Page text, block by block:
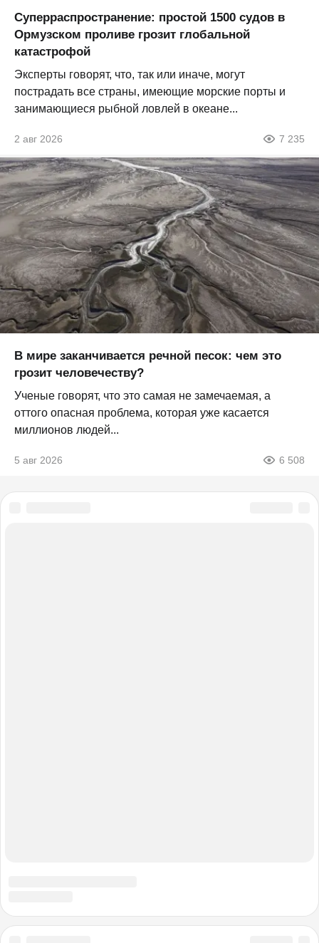
Суперраспространение: простой 1500 судов в
Ормузском проливе грозит глобальной
катастрофой
Эксперты говорят, что, так или иначе, могут
пострадать все страны, имеющие морские порты и
занимающиеся рыбной ловлей в океане...
2 авг 2026 7 235
В мире заканчивается речной песок: чем это
грозит человечеству?
Ученые говорят, что это самая не замечаемая, а
оттого опасная проблема, которая уже касается
миллионов людей...
5 авг 2026 6 508